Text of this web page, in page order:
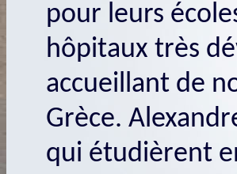
pour leurs
hôpitaux très
accueillant de
Grèce.
qui étudièrent